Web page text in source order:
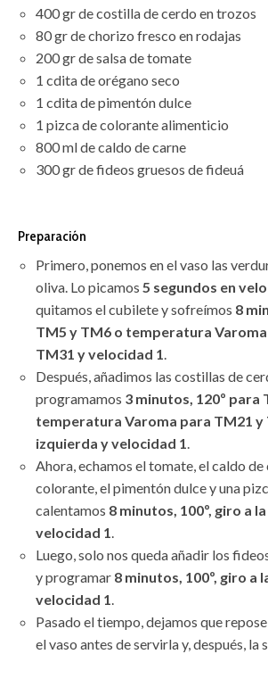
400 gr de costilla de cerdo en trozos
80 gr de chorizo fresco en rodajas
200 gr de salsa de tomate
1 cdita de orégano seco
1 cdita de pimentón dulce
1 pizca de colorante alimenticio
800 ml de caldo de carne
300 gr de fideos gruesos de fideuá
Preparación
Primero, ponemos en el vaso las
oliva. Lo picamos 5 segundos en
quitamos el cubilete y sofreímos 8
TM5 y TM6 o temperatura
TM31 y velocidad 1.
Después, añadimos las costillas de
programamos 3 minutos, 120º para
temperatura Varoma para TM21 y
izquierda y velocidad 1.
Ahora, echamos el tomate, el caldo de
colorante, el pimentón dulce y una
calentamos 8 minutos, 100º, giro a
velocidad 1.
Luego, solo nos queda añadir los
y programar 8 minutos, 100º, giro a
velocidad 1.
Pasado el tiempo, dejamos que
el vaso antes de servirla y, después, la